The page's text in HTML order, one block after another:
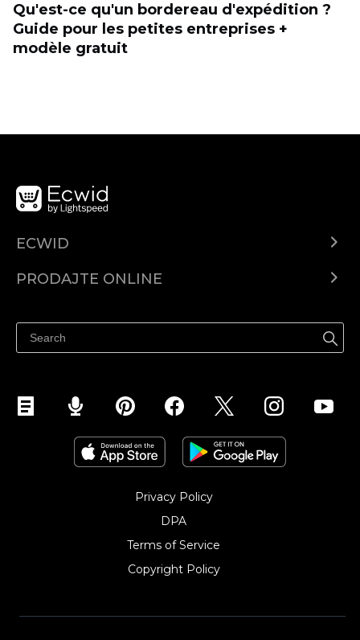
Qu'est-ce qu'un bordereau d'expédition ?
Guide pour les petites entreprises +
modèle gratuit
ECWID
PRODAJTE ONLINE
Privacy Policy
DPA
Terms of Service
Copyright Policy‎